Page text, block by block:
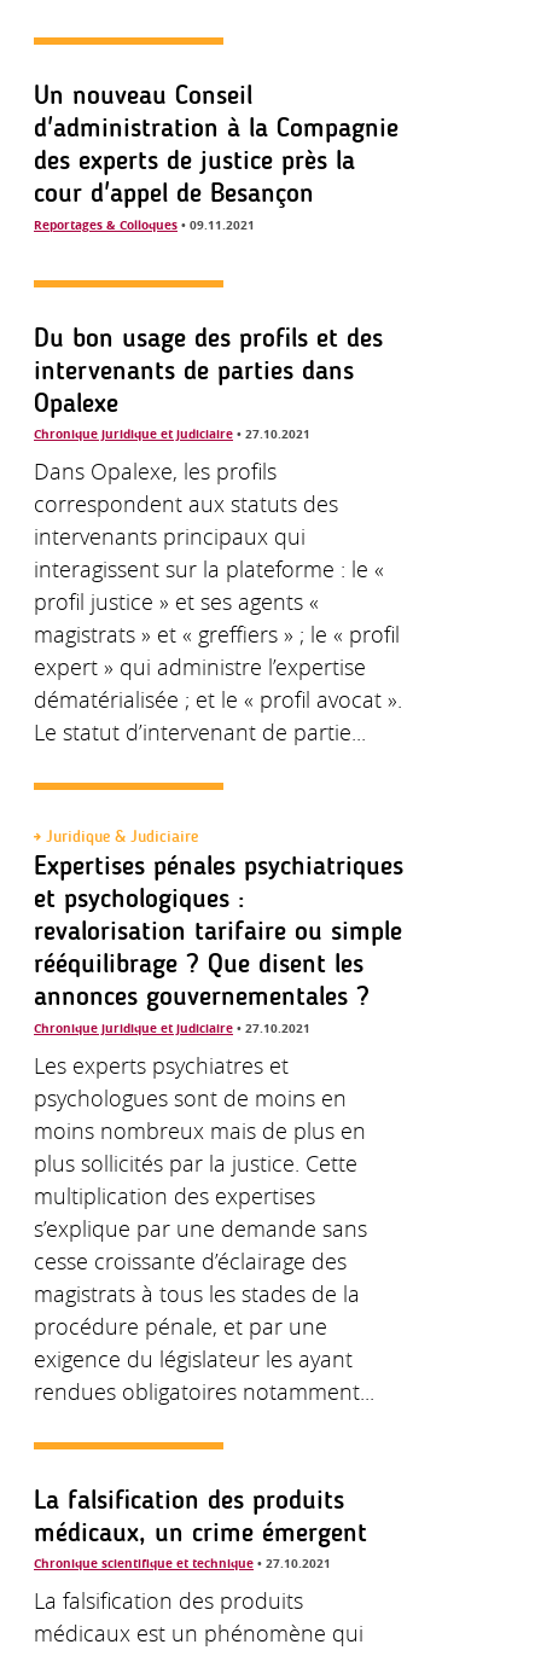
Un nouveau Conseil
d'administration à la Compagnie
des experts de justice près la
cour d'appel de Besançon
Reportages & Colloques • 09.11.2021
Du bon usage des profils et des
intervenants de parties dans
Opalexe
Chronique juridique et judiciaire • 27.10.2021
Dans Opalexe, les profils
correspondent aux statuts des
intervenants principaux qui
interagissent sur la plateforme : le «
profil justice » et ses agents «
magistrats » et « greffiers » ; le « profil
expert » qui administre l’expertise
dématérialisée ; et le « profil avocat ».
Le statut d’intervenant de partie...
Juridique & Judiciaire
Expertises pénales psychiatriques
et psychologiques :
revalorisation tarifaire ou simple
rééquilibrage ? Que disent les
annonces gouvernementales ?
Chronique juridique et judiciaire • 27.10.2021
Les experts psychiatres et
psychologues sont de moins en
moins nombreux mais de plus en
plus sollicités par la justice. Cette
multiplication des expertises
s’explique par une demande sans
cesse croissante d’éclairage des
magistrats à tous les stades de la
procédure pénale, et par une
exigence du législateur les ayant
rendues obligatoires notamment...
La falsification des produits
médicaux, un crime émergent
Chronique scientifique et technique • 27.10.2021
La falsification des produits
médicaux est un phénomène qui